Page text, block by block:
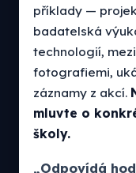
příklady —
badatelská
technologií,
fotografiemi,
záznamy z akcí.
mluvte o
školy.
„Odpovídá